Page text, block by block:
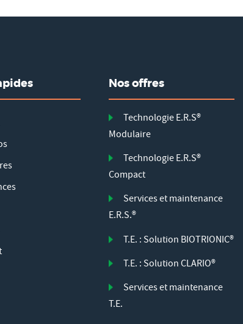
Nos offres
Technologie E.R.S®
Modulaire
Technologie E.R.S®
Compact
Services et maintenance
E.R.S.®
T.E. : Solution BIOTRIONIC®
T.E. : Solution CLARIO®
Services et maintenance
T.E.